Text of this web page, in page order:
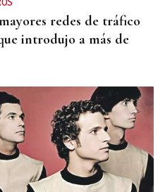
redes de tráfico
introdujo a más de